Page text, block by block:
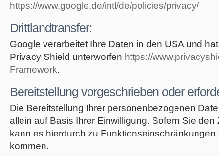
https://www.google.de/intl/de/policies/privacy/
Drittlandtransfer:
Google verarbeitet Ihre Daten in den USA und
Privacy Shield unterworfen https://
Framework.
Bereitstellung vorgeschrieben oder
Die Bereitstellung Ihrer personenbezogenen
allein auf Basis Ihrer Einwilligung. Sofern Sie den
kann es hierdurch zu Funktionseinschränkungen
kommen.